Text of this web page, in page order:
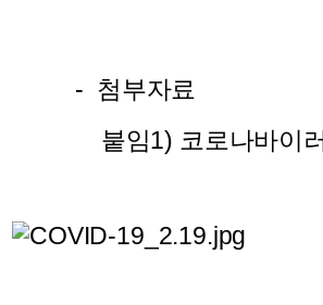
- 첨부자료
붙임1) 코로나바이